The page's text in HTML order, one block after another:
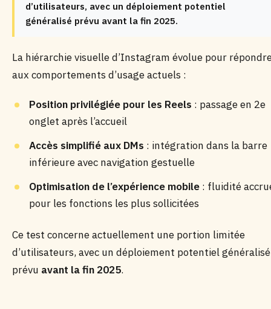
d’utilisateurs, avec un déploiement potentiel
généralisé prévu avant la fin 2025.
La hiérarchie visuelle d’Instagram évolue pour
aux comportements d’usage actuels :
Position privilégiée pour les Reels : passage en 2e
onglet après l’accueil
Accès simplifié aux DMs : intégration dans la barre
inférieure avec navigation gestuelle
Optimisation de l’expérience mobile : fluidité
pour les fonctions les plus sollicitées
Ce test concerne actuellement une portion limitée
d’utilisateurs, avec un déploiement potentiel généralisé
prévu avant la fin 2025.